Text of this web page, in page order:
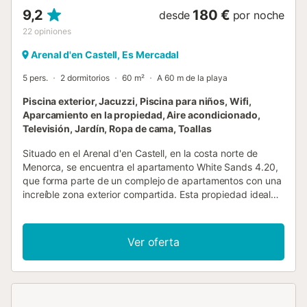
9,2
22 opiniones
desde 180 € por noche
Arenal d'en Castell, Es Mercadal
5 pers. 2 dormitorios 60 m² A 60 m de la playa
Piscina exterior, Jacuzzi, Piscina para niños, Wifi,
Aparcamiento en la propiedad, Aire acondicionado,
Televisión, Jardín, Ropa de cama, Toallas
Situado en el Arenal d'en Castell, en la costa norte de
Menorca, se encuentra el apartamento White Sands 4.20,
que forma parte de un complejo de apartamentos con una
increíble zona exterior compartida. Esta propiedad ideal
persona en el sofá cama del salón/comedor. Una cocina
americana bien equipada, 2 dormitorios (con 2 camas
individuales cada uno) así como un cuarto de baño. Entre
los servicios adicionales del apartamento se incluyen Wi-Fi,
Ver oferta